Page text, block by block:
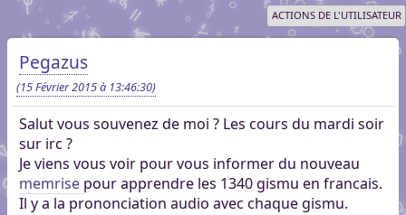
ACTIONS DE L'UTILISATEUR
Pegazus
(15 Février 2015 à 13:46:30)
Salut vous souvenez de moi ? Les cours du mardi soir
sur irc ?
Je viens vous voir pour vous informer du nouveau
memrise pour apprendre les 1340 gismu en francais.
Il y a la prononciation audio avec chaque gismu.